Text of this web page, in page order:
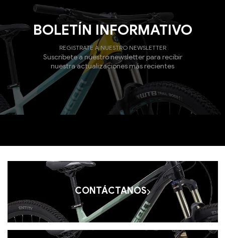
BOLETÍN INFORMATIVO
REGISTRATE A NUESTRO NEWSLETTER
Suscribete a nuestro newsletter para recibir
nuestra actualizaciones más recientes
CONTÁCTANOS